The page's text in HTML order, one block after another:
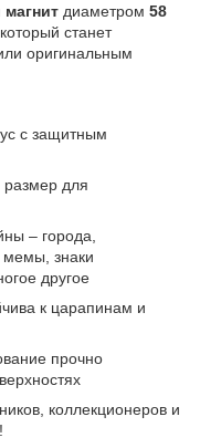
магнит диаметром 58
станет
оригинальным
с защитным
для
– города,
мемы, знаки
другое
к царапинам и
прочно
коллекционеров и